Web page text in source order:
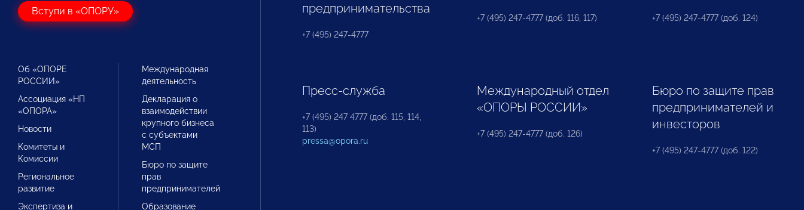
Вступи в «ОПОРУ»
Об «ОПОРЕ
РОССИИ»
Ассоциация «НП
«ОПОРА»
Новости
Комитеты и
Комиссии
Региональное
развитие
Экспертиза и
Международная
деятельность
Декларация о
взаимодействии
крупного бизнеса
с субъектами
МСП
Бюро по защите
прав
предпринимателей
Образование
предпринимательства
+7 (495) 247-4777
+7 (495) 247-4777 (доб. 116, 117) +7 (495) 247-4777 (доб. 124)
Пресс-служба
+7 (495) 247 4777 (доб. 115, 114,
113)
pressa@opora.ru
Международный отдел
«ОПОРЫ РОССИИ»
+7 (495) 247-4777 (доб. 126)
Бюро по защите прав
предпринимателей и
инвесторов
+7 (495) 247-4777 (доб. 122)